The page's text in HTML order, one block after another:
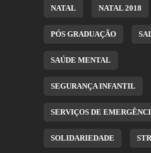
NATAL NATAL 2018
PÓS GRADUAÇÃO
SAÚDE MENTAL
SEGURANÇA INFANTIL
SERVIÇOS DE
SOLIDARIEDADE